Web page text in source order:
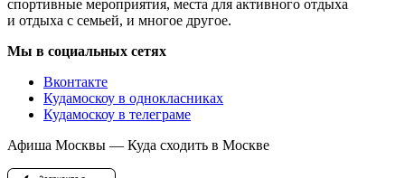
спортивные мероприятия, места для активного отдыха
и отдыха с семьей, и многое другое.
Мы в социальных сетях
Вконтакте
Кудамоскоу в однокласниках
Кудамоскоу в телеграме
Афиша Москвы — Куда сходить в Москве